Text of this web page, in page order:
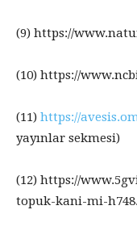
(9) https://
(10) https://
(11) https://
yayınlar sekmesi)
(12) https://
topuk-kani-mi-